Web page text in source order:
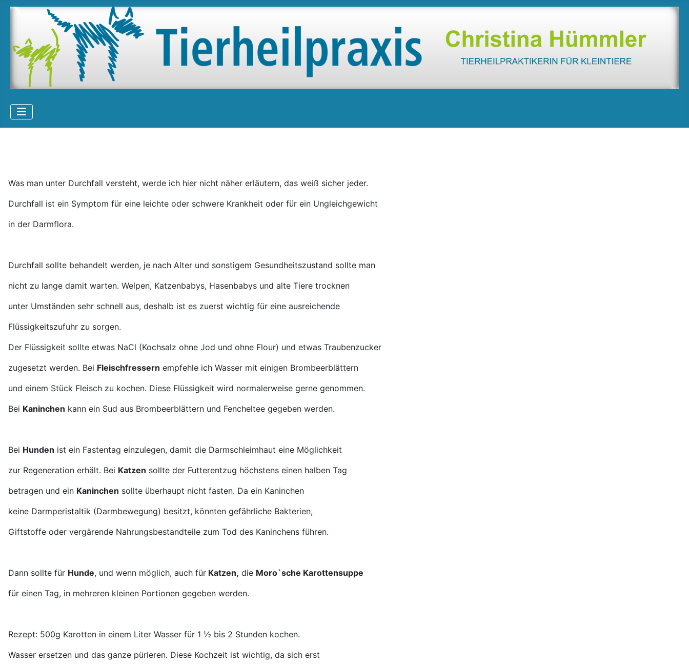
Was man unter Durchfall versteht, werde ich hier nicht näher erläutern, das weiß sicher jeder.
Durchfall ist ein Symptom für eine leichte oder schwere Krankheit oder für ein Ungleichgewicht
in der Darmflora.
Durchfall sollte behandelt werden, je nach Alter und sonstigem Gesundheitszustand sollte man
nicht zu lange damit warten. Welpen, Katzenbabys, Hasenbabys und alte Tiere trocknen
unter Umständen sehr schnell aus, deshalb ist es zuerst wichtig für eine ausreichende
Flüssigkeitszufuhr zu sorgen.
Der Flüssigkeit sollte etwas NaCl (Kochsalz ohne Jod und ohne Flour) und etwas Traubenzucker
zugesetzt werden. Bei Fleischfressern empfehle ich Wasser mit einigen Brombeerblättern
und einem Stück Fleisch zu kochen. Diese Flüssigkeit wird normalerweise gerne genommen.
Bei Kaninchen kann ein Sud aus Brombeerblättern und Fencheltee gegeben werden.
Bei Hunden ist ein Fastentag einzulegen, damit die Darmschleimhaut eine Möglichkeit
zur Regeneration erhält. Bei Katzen sollte der Futterentzug höchstens einen halben Tag
betragen und ein Kaninchen sollte überhaupt nicht fasten. Da ein Kaninchen
keine Darmperistaltik (Darmbewegung) besitzt, könnten gefährliche Bakterien,
Giftstoffe oder vergärende Nahrungsbestandteile zum Tod des Kaninchens führen.
Dann sollte für Hunde, und wenn möglich, auch für Katzen, die Moro`sche Karottensuppe
für einen Tag, in mehreren kleinen Portionen gegeben werden.
Rezept: 500g Karotten in einem Liter Wasser für 1 ½ bis 2 Stunden kochen.
Wasser ersetzen und das ganze pürieren. Diese Kochzeit ist wichtig, da sich erst